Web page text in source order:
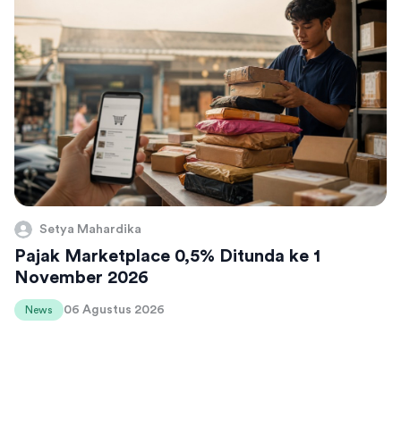
Setya Mahardika
Pajak Marketplace 0,5% Ditunda ke 1
November 2026
News 06 Agustus 2026